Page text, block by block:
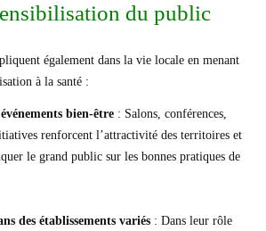
du public
également dans la vie locale en menant
à la santé :
bien-être : Salons, conférences,
renforcent l’attractivité des territoires et
le grand public sur les bonnes pratiques de
des établissements variés : Dans leur rôle